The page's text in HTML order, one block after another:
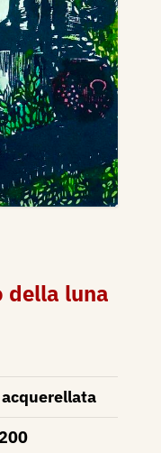
della luna